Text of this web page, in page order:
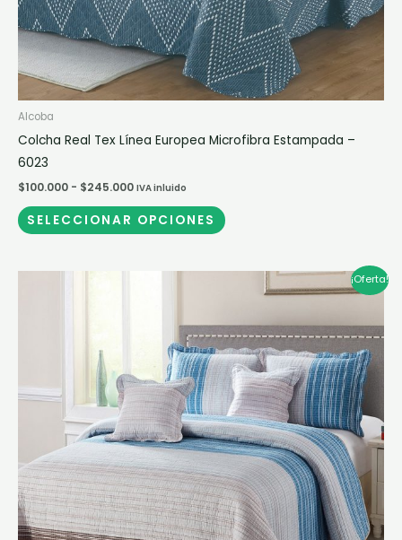
Alcoba
Colcha Real Tex Línea Europea Microfibra Estampada –
6023
$100.000 - $245.000 IVA inluido
SELECCIONAR OPCIONES
página
de
producto
¡Oferta!
hasta
$220.000
tiene
múltiples
variantes.
Las
opciones
se
pueden
elegir
en
la